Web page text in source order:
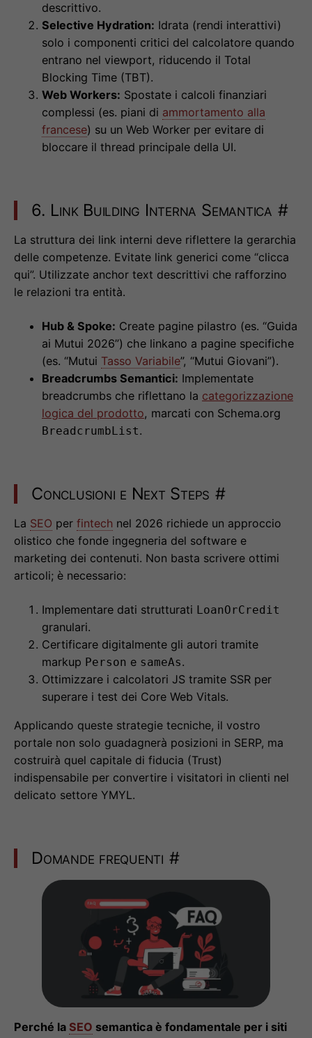
descrittivo.
Selective Hydration: Idrata (rendi interattivi)
solo i componenti critici del calcolatore quando
entrano nel viewport, riducendo il Total
Blocking Time (TBT).
Web Workers: Spostate i calcoli finanziari
complessi (es. piani di ammortamento alla
francese) su un Web Worker per evitare di
bloccare il thread principale della UI.
6. Link Building Interna Semantica #
La struttura dei link interni deve riflettere la gerarchia
delle competenze. Evitate link generici come “clicca
qui”. Utilizzate anchor text descrittivi che rafforzino
le relazioni tra entità.
Hub & Spoke: Create pagine pilastro (es. “Guida
ai Mutui 2026”) che linkano a pagine specifiche
(es. “Mutui Tasso Variabile”, “Mutui Giovani”).
Breadcrumbs Semantici: Implementate
breadcrumbs che riflettano la categorizzazione
logica del prodotto, marcati con Schema.org
BreadcrumbList.
Conclusioni e Next Steps #
La SEO per fintech nel 2026 richiede un approccio
olistico che fonde ingegneria del software e
marketing dei contenuti. Non basta scrivere ottimi
articoli; è necessario:
Implementare dati strutturati LoanOrCredit
granulari.
Certificare digitalmente gli autori tramite
markup Person e sameAs.
Ottimizzare i calcolatori JS tramite SSR per
superare i test dei Core Web Vitals.
Applicando queste strategie tecniche, il vostro
portale non solo guadagnerà posizioni in SERP, ma
costruirà quel capitale di fiducia (Trust)
indispensabile per convertire i visitatori in clienti nel
delicato settore YMYL.
Domande frequenti #
Perché la SEO semantica è fondamentale per i siti